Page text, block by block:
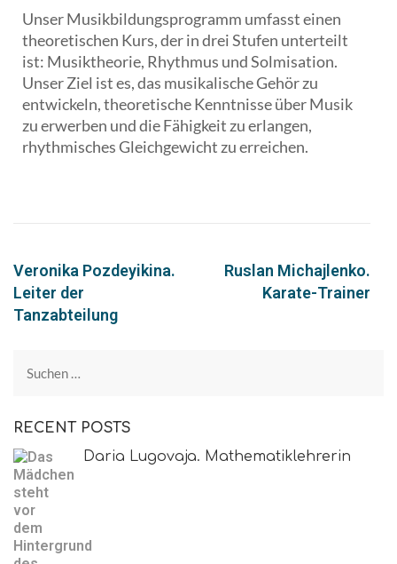
Unser Musikbildungsprogramm umfasst einen
theoretischen Kurs, der in drei Stufen unterteilt
ist: Musiktheorie, Rhythmus und Solmisation.
Unser Ziel ist es, das musikalische Gehör zu
entwickeln, theoretische Kenntnisse über Musik
zu erwerben und die Fähigkeit zu erlangen,
rhythmisches Gleichgewicht zu erreichen.
Veronika Pozdeyikina.
Leiter der
Tanzabteilung
Ruslan Michajlenko.
Karate-Trainer
RECENT POSTS
Daria Lugovaja. Mathematiklehrerin